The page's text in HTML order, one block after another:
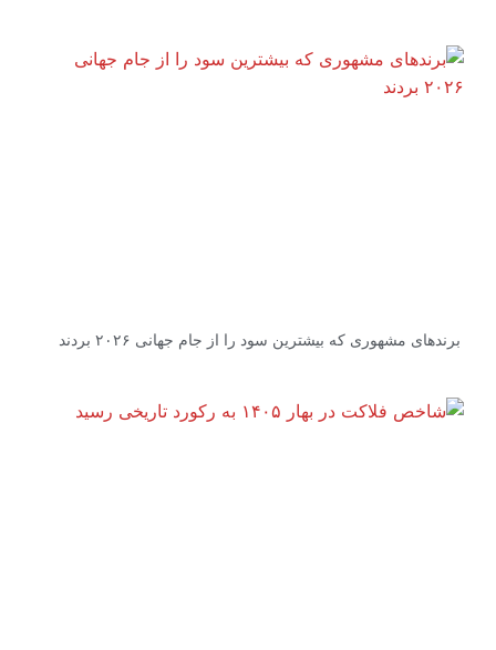
برندهای مشهوری که بیشترین سود را از جام جهانی ۲۰۲۶ بردند